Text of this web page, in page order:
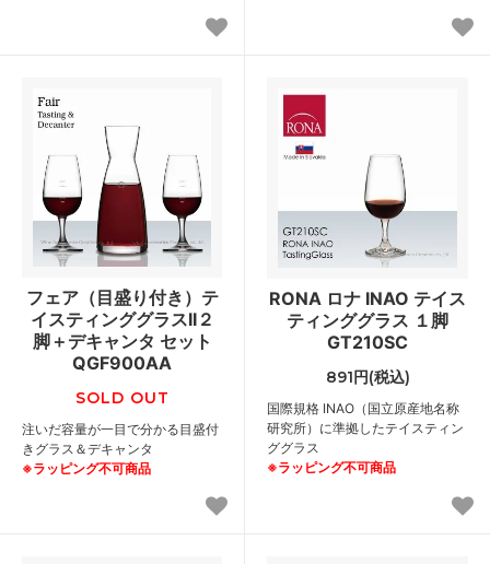
フェア（目盛り付き）テ
イスティンググラスII２
脚＋デキャンタ セット
QGF900AA
SOLD OUT
注いだ容量が一目で分かる目盛付
きグラス＆デキャンタ
※ラッピング不可商品
RONA ロナ INAO テイス
ティンググラス １脚
GT210SC
891円(税込)
国際規格 INAO（国立原産地名称
研究所）に準拠したテイスティン
ググラス
※ラッピング不可商品